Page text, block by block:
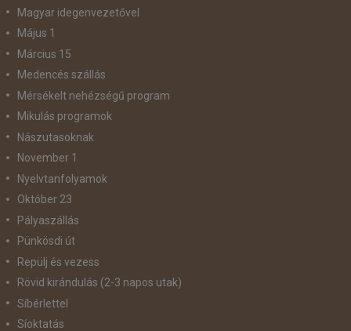
Magyar idegenvezetővel
Május 1
Március 15
Medencés szállás
Mérsékelt nehézségű program
Mikulás programok
Nászutasoknak
November 1
Nyelvtanfolyamok
Október 23
Pályaszállás
Pünkösdi út
Repülj és vezess
Rövid kirándulás (2-3 napos utak)
Síbérlettel
Síoktatás